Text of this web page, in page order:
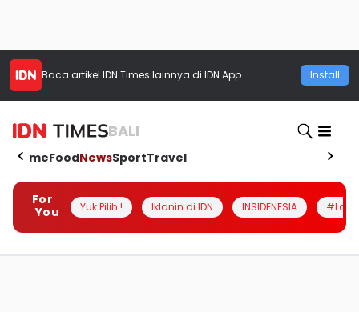
Baca artikel IDN Times lainnya di IDN App Install
BALI
HomeFoodNewsSportTravel
For
You
Yuk Pilih ! Iklanin di IDN INSIDENESIA